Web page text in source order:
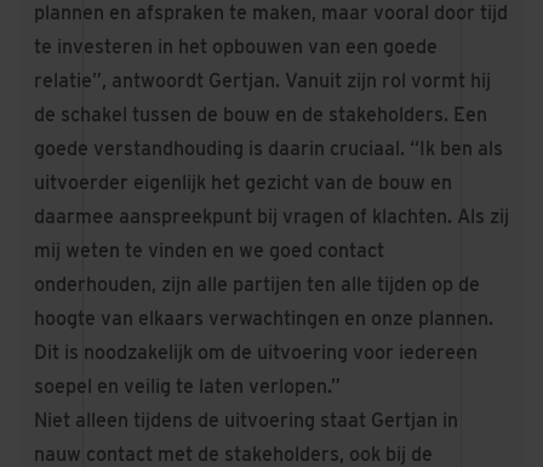
plannen en afspraken te maken, maar vooral door tijd
te investeren in het opbouwen van een goede
relatie”, antwoordt Gertjan. Vanuit zijn rol vormt hij
de schakel tussen de bouw en de stakeholders. Een
goede verstandhouding is daarin cruciaal. “Ik ben als
uitvoerder eigenlijk het gezicht van de bouw en
daarmee aanspreekpunt bij vragen of klachten. Als zij
mij weten te vinden en we goed contact
onderhouden, zijn alle partijen ten alle tijden op de
hoogte van elkaars verwachtingen en onze plannen.
Dit is noodzakelijk om de uitvoering voor iedereen
soepel en veilig te laten verlopen.”
Niet alleen tijdens de uitvoering staat Gertjan in
nauw contact met de stakeholders, ook bij de